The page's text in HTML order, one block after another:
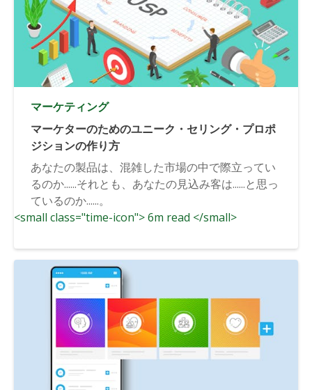
マーケティング
マーケターのためのユニーク・セリング・プロポ
ジションの作り方
あなたの製品は、混雑した市場の中で際立ってい
るのか......それとも、あなたの見込み客は......と思っ
ているのか......。
<small class="time-icon"> 6m read </small>